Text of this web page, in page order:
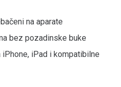
na aparate
bez pozadinske buke
iPad i kompatibilne